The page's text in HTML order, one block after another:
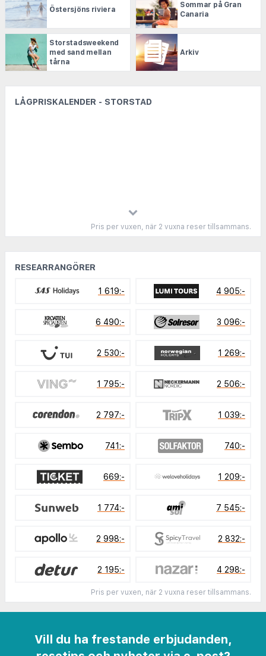
Östersjöns riviera
Sommar på Gran
Canaria
Storstadsweekend
med sand mellan
tårna
Arkiv
LÅGPRISKALENDER - STORSTAD
Pris per vuxen, när 2 vuxna reser tillsammans.
RESEARRANGÖRER
1 619:- 4 905:-
6 490:- 3 096:-
2 530:- 1 269:-
1 795:- 2 506:-
2 797:- 1 039:-
741:- 740:-
669:- 1 209:-
1 774:- 7 545:-
2 998:- 2 832:-
2 195:- 4 298:-
Pris per vuxen, när 2 vuxna reser tillsammans.
Vill du ha frestande erbjudanden,